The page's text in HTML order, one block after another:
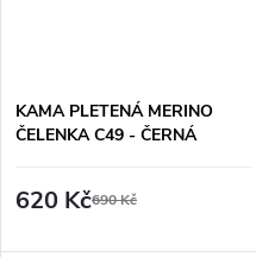
KAMA PLETENÁ MERINO
ČELENKA C49 - ČERNÁ
620 Kč690 Kč